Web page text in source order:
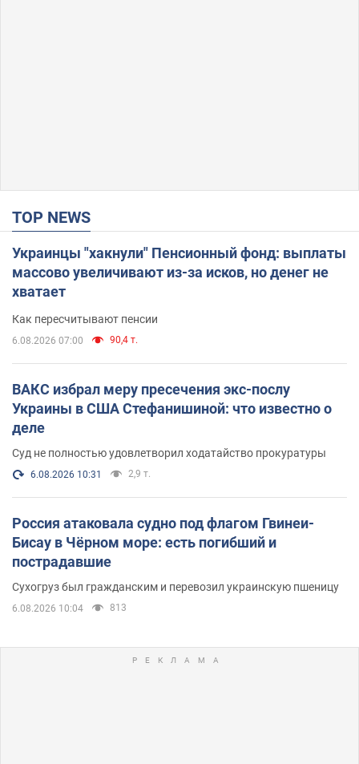
TOP NEWS
Украинцы "хакнули" Пенсионный фонд: выплаты
массово увеличивают из-за исков, но денег не
хватает
Как пересчитывают пенсии
6.08.2026 07:00 90,4 т.
ВАКС избрал меру пресечения экс-послу
Украины в США Стефанишиной: что известно о
деле
Суд не полностью удовлетворил ходатайство прокуратуры
6.08.2026 10:31 2,9 т.
Россия атаковала судно под флагом Гвинеи-
Бисау в Чёрном море: есть погибший и
пострадавшие
Сухогруз был гражданским и перевозил украинскую пшеницу
6.08.2026 10:04 813